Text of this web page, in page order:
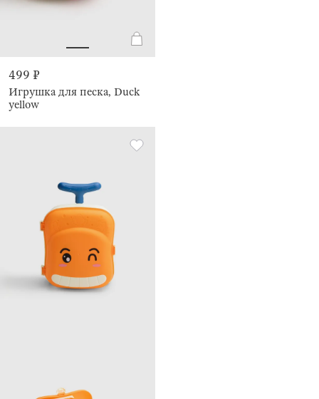
499 ₽
Игрушка для песка, Duck
yellow